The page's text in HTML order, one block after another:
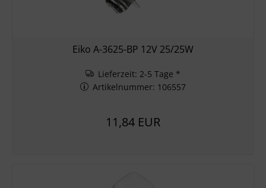
Eiko A-3625-BP 12V 25/25W
Lieferzeit: 2-5 Tage *
Artikelnummer: 106557
11,84 EUR